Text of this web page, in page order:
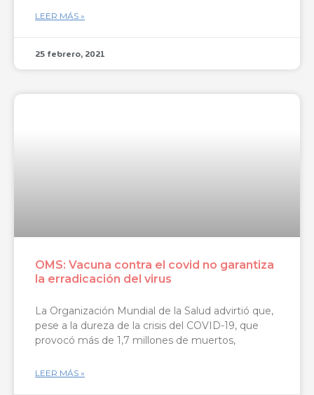
LEER MÁS »
25 febrero, 2021
OMS: Vacuna contra el covid no garantiza
la erradicación del virus
La Organización Mundial de la Salud advirtió que,
pese a la dureza de la crisis del COVID-19, que
provocó más de 1,7 millones de muertos,
LEER MÁS »